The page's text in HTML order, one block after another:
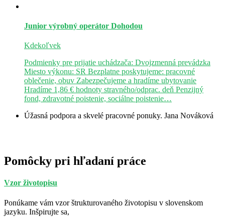
Junior výrobný operátor Dohodou
Kdekoľvek
Podmienky pre prijatie uchádzača: Dvojzmenná prevádzka
Miesto výkonu: SR Bezplatne poskytujeme: pracovné
oblečenie, obuv Zabezpečujeme a hradíme ubytovanie
Hradíme 1,86 € hodnoty stravného/odprac. deň Penzijný
fond, zdravotné poistenie, sociálne poistenie…
Úžasná podpora a skvelé pracovné ponuky. Jana Nováková
Pomôcky pri hľadaní práce
Vzor životopisu
Ponúkame vám vzor štrukturovaného životopisu v slovenskom
jazyku. Inšpirujte sa,